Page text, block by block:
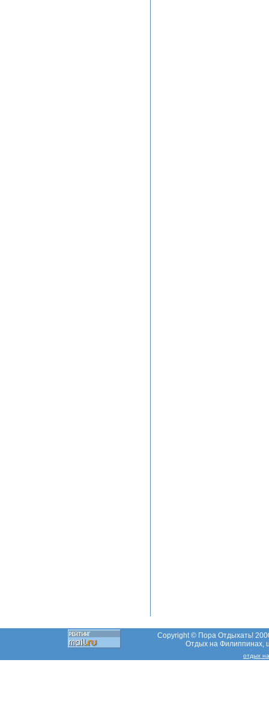
Copyright © Пора Отдыхать!
Отдых на Филиппинах,
отдых